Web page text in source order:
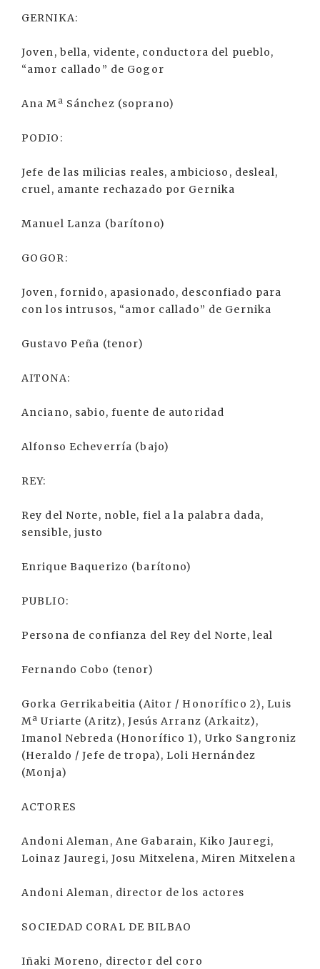
GERNIKA:
Joven, bella, vidente, conductora del pueblo,
“amor callado” de Gogor
Ana Mª Sánchez (soprano)
PODIO:
Jefe de las milicias reales, ambicioso, desleal,
cruel, amante rechazado por Gernika
Manuel Lanza (barítono)
GOGOR:
Joven, fornido, apasionado, desconfiado para
con los intrusos, “amor callado” de Gernika
Gustavo Peña (tenor)
AITONA:
Anciano, sabio, fuente de autoridad
Alfonso Echeverría (bajo)
REY:
Rey del Norte, noble, fiel a la palabra dada,
sensible, justo
Enrique Baquerizo (barítono)
PUBLIO:
Persona de confianza del Rey del Norte, leal
Fernando Cobo (tenor)
Gorka Gerrikabeitia (Aitor / Honorífico 2), Luis
Mª Uriarte (Aritz), Jesús Arranz (Arkaitz),
Imanol Nebreda (Honorífico 1), Urko Sangroniz
(Heraldo / Jefe de tropa), Loli Hernández
(Monja)
ACTORES
Andoni Aleman, Ane Gabarain, Kiko Jauregi,
Loinaz Jauregi, Josu Mitxelena, Miren Mitxelena
Andoni Aleman, director de los actores
SOCIEDAD CORAL DE BILBAO
Iñaki Moreno, director del coro